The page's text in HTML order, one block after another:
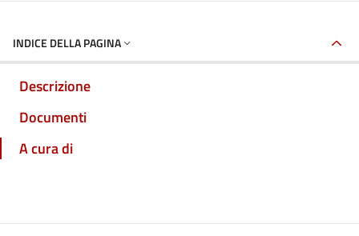
INDICE DELLA PAGINA
Descrizione
Documenti
A cura di